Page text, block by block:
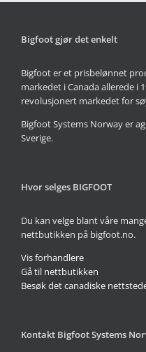
Bigfoot gjør det enkelt
Bigfoot er et prisbelønnet
markedet i Canada allerede i
revolusjonert markedet for
Bigfoot Systems Norway er
Sverige.
Hvor selges BIGFOOT
Du kan velge blant våre
nettbutikken på bigfoot.no.
Vis forhandlere
Gå til nettbutikken
Besøk det canadiske
Kontakt Bigfoot Systems